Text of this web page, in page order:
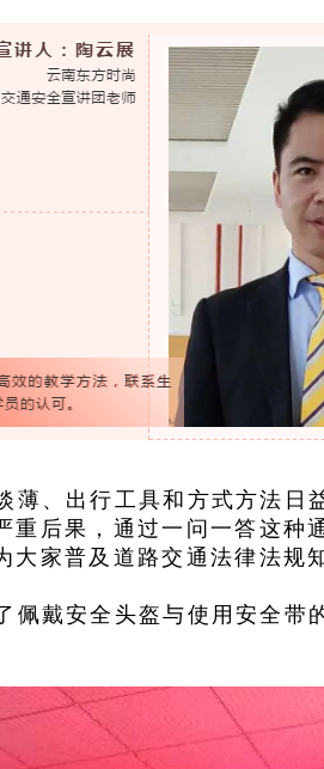
、出行工具和方式方法日
后果，通过一问一答这种
家普及道路交通法律法规
戴安全头盔与使用安全带